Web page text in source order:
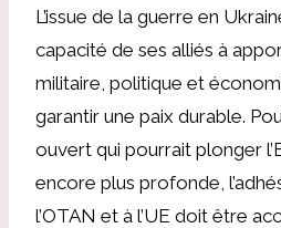
L’issue de la guerre en
capacité de ses alliés à
militaire, politique et
garantir une paix durable.
ouvert qui pourrait plonger
encore plus profonde,
l’OTAN et à l’UE doit être